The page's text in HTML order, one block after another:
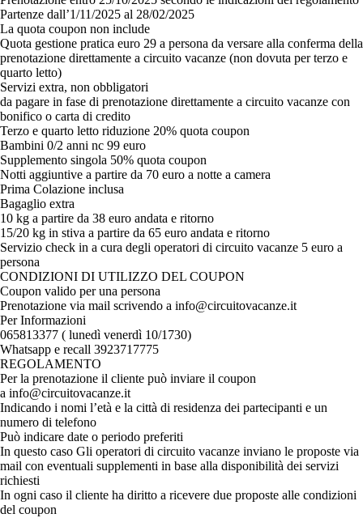
Partenze dall’1/11/2025 al 28/02/2025
La quota coupon non include
Quota gestione pratica euro 29 a persona da versare alla conferma della
prenotazione direttamente a circuito vacanze (non dovuta per terzo e
quarto letto)
Servizi extra, non obbligatori
da pagare in fase di prenotazione direttamente a circuito vacanze con
bonifico o carta di credito
Terzo e quarto letto riduzione 20% quota coupon
Bambini 0/2 anni nc 99 euro
Supplemento singola 50% quota coupon
Notti aggiuntive a partire da 70 euro a notte a camera
Prima Colazione inclusa
Bagaglio extra
10 kg a partire da 38 euro andata e ritorno
15/20 kg in stiva a partire da 65 euro andata e ritorno
Servizio check in a cura degli operatori di circuito vacanze 5 euro a
persona
CONDIZIONI DI UTILIZZO DEL COUPON
Coupon valido per una persona
Prenotazione via mail scrivendo a info@circuitovacanze.it
Per Informazioni
065813377 ( lunedì venerdì 10/1730)
Whatsapp e recall 3923717775
REGOLAMENTO
Per la prenotazione il cliente può inviare il coupon
a info@circuitovacanze.it
Indicando i nomi l’età e la città di residenza dei partecipanti e un
numero di telefono
Può indicare date o periodo preferiti
In questo caso Gli operatori di circuito vacanze inviano le proposte via
mail con eventuali supplementi in base alla disponibilità dei servizi
richiesti
In ogni caso il cliente ha diritto a ricevere due proposte alle condizioni
del coupon